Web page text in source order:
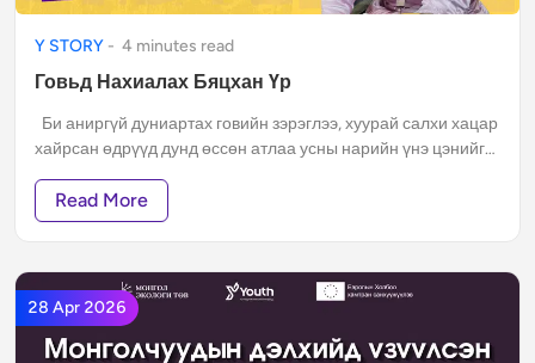
Y STORY - 4 minutes read
Говьд Нахиалах Бяцхан Үр
Би аниргүй дуниартах говийн зэрэглээ, хуурай салхи хацар
хайрсан өдрүүд дунд өссөн атлаа усны нарийн үнэ цэнийг
Read More
28 Apr 2026